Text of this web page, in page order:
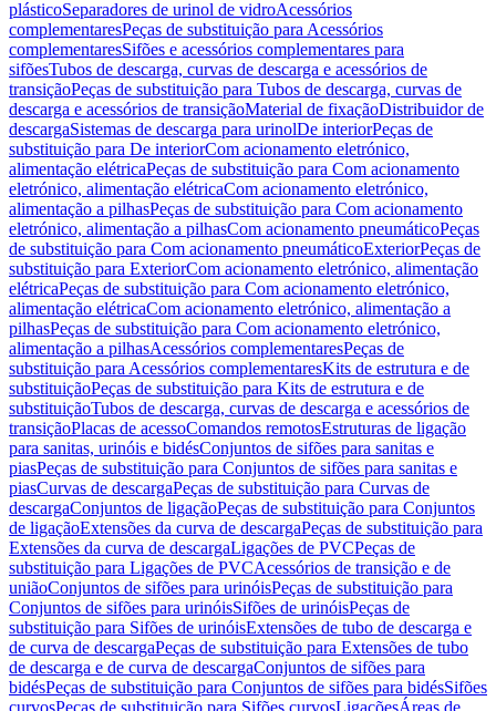
plásticoSeparadores de urinol de vidroAcessórios
complementaresPeças de substituição para Acessórios
complementaresSifões e acessórios complementares para
sifõesTubos de descarga, curvas de descarga e acessórios de
transiçãoPeças de substituição para Tubos de descarga, curvas de
descarga e acessórios de transiçãoMaterial de fixaçãoDistribuidor de
descargaSistemas de descarga para urinolDe interiorPeças de
substituição para De interiorCom acionamento eletrónico,
alimentação elétricaPeças de substituição para Com acionamento
eletrónico, alimentação elétricaCom acionamento eletrónico,
alimentação a pilhasPeças de substituição para Com acionamento
eletrónico, alimentação a pilhasCom acionamento pneumáticoPeças
de substituição para Com acionamento pneumáticoExteriorPeças de
substituição para ExteriorCom acionamento eletrónico, alimentação
elétricaPeças de substituição para Com acionamento eletrónico,
alimentação elétricaCom acionamento eletrónico, alimentação a
pilhasPeças de substituição para Com acionamento eletrónico,
alimentação a pilhasAcessórios complementaresPeças de
substituição para Acessórios complementaresKits de estrutura e de
substituiçãoPeças de substituição para Kits de estrutura e de
substituiçãoTubos de descarga, curvas de descarga e acessórios de
transiçãoPlacas de acessoComandos remotosEstruturas de ligação
para sanitas, urinóis e bidésConjuntos de sifões para sanitas e
piasPeças de substituição para Conjuntos de sifões para sanitas e
piasCurvas de descargaPeças de substituição para Curvas de
descargaConjuntos de ligaçãoPeças de substituição para Conjuntos
de ligaçãoExtensões da curva de descargaPeças de substituição para
Extensões da curva de descargaLigações de PVCPeças de
substituição para Ligações de PVCAcessórios de transição e de
uniãoConjuntos de sifões para urinóisPeças de substituição para
Conjuntos de sifões para urinóisSifões de urinóisPeças de
substituição para Sifões de urinóisExtensões de tubo de descarga e
de curva de descargaPeças de substituição para Extensões de tubo
de descarga e de curva de descargaConjuntos de sifões para
bidésPeças de substituição para Conjuntos de sifões para bidésSifões
curvosPeças de substituição para Sifões curvosLigaçõesÁreas de